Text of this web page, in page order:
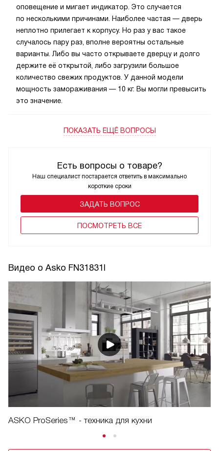
Есть вопросы о товаре?
Наш специалист постарается ответить в максимально
короткие сроки
ЗАДАТЬ ВОПРОС
ПОCМОТРЕТЬ ВСЕ
оповещение и мигает индикатор. Это случается
по несколькими причинами. Наиболее частая — дверь
неплотно прилегает к корпусу. Но раз у вас такое
случалось пару раз, вполне вероятны остальные
варианты. Либо вы часто открываете дверцу и долго
держите её открытой, либо загрузили большое
количество свежих продуктов. У данной модели
мощность замораживания — 10 кг. Вы могли превысить
это значение.
ПОКАЗАТЬ ЕЩЁ ВОПРОСЫ
Видео о Asko FN31831I
ASKO ProSeries™ - техника для кухни